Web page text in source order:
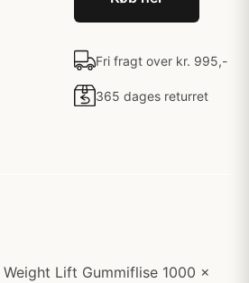
Fri fragt over kr. 995,-
365 dages returret
Lift Gummiflise 1000 x